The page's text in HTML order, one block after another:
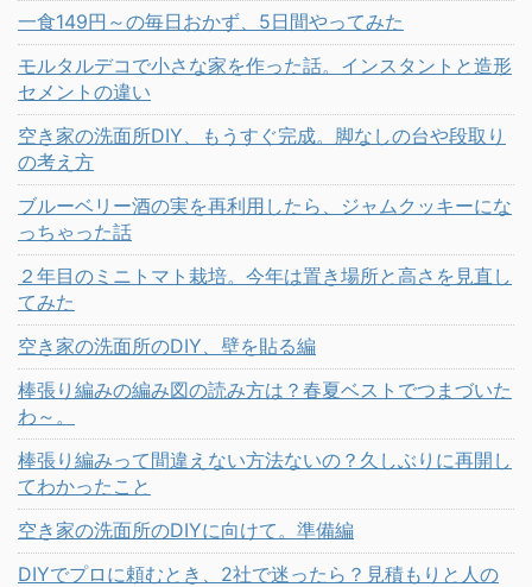
一食149円～の毎日おかず、5日間やってみた
モルタルデコで小さな家を作った話。インスタントと造形
セメントの違い
空き家の洗面所DIY、もうすぐ完成。脚なしの台や段取り
の考え方
ブルーベリー酒の実を再利用したら、ジャムクッキーにな
っちゃった話
２年目のミニトマト栽培。今年は置き場所と高さを見直し
てみた
空き家の洗面所のDIY、壁を貼る編
棒張り編みの編み図の読み方は？春夏ベストでつまづいた
わ～。
棒張り編みって間違えない方法ないの？久しぶりに再開し
てわかったこと
空き家の洗面所のDIYに向けて。準備編
DIYでプロに頼むとき、2社で迷ったら？見積もりと人の